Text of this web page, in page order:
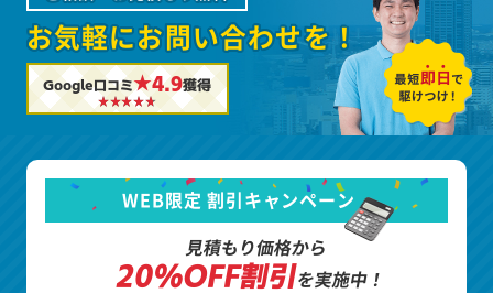
お気軽にお問い合わせを！
Google口コミ★4.9獲得
WEB限定 割引キャンペーン
見積もり価格から
20%OFF割引を実施中！